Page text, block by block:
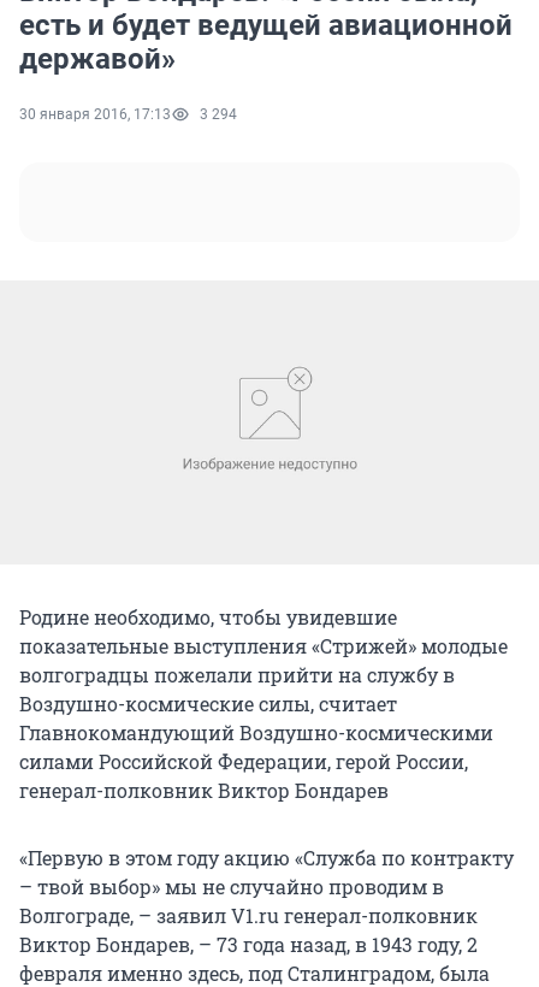
есть и будет ведущей авиационной
державой»
30 января 2016, 17:13 3 294
Родине необходимо, чтобы увидевшие
показательные выступления «Стрижей» молодые
волгоградцы пожелали прийти на службу в
Воздушно-космические силы, считает
Главнокомандующий Воздушно-космическими
силами Российской Федерации, герой России,
генерал-полковник Виктор Бондарев
«Первую в этом году акцию «Служба по контракту
– твой выбор» мы не случайно проводим в
Волгограде, – заявил V1.ru генерал-полковник
Виктор Бондарев, – 73 года назад, в 1943 году, 2
февраля именно здесь, под Сталинградом, была